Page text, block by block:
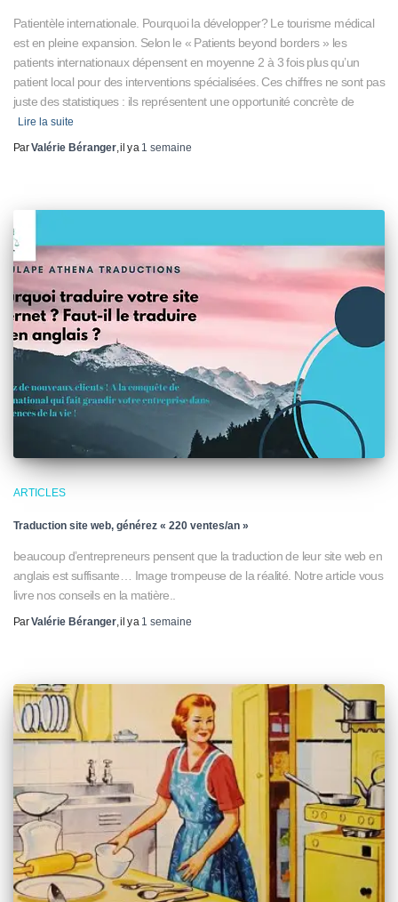
Patientèle internationale. Pourquoi la développer? Le tourisme médical
est en pleine expansion. Selon le « Patients beyond borders » les
patients internationaux dépensent en moyenne 2 à 3 fois plus qu’un
patient local pour des interventions spécialisées. Ces chiffres ne sont pas
juste des statistiques : ils représentent une opportunité concrète de
Lire la suite
ParValérie Béranger, il y a 1 semaine
ARTICLES
Traduction site web, générez « 220 ventes/an »
beaucoup d’entrepreneurs pensent que la traduction de leur site web en
anglais est suffisante… Image trompeuse de la réalité. Notre article vous
livre nos conseils en la matière..
ParValérie Béranger, il y a 1 semaine